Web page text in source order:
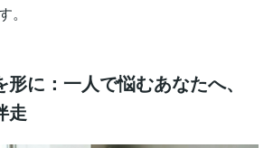
。
に：一人で悩むあなたへ、
走